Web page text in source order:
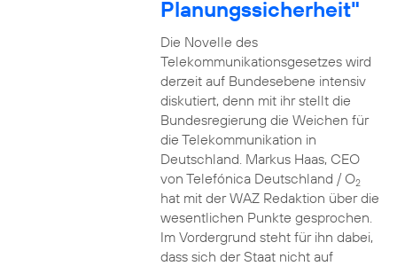
Planungssicherheit"
Die Novelle des
Telekommunikationsgesetzes wird
derzeit auf Bundesebene intensiv
diskutiert, denn mit ihr stellt die
Bundesregierung die Weichen für
die Telekommunikation in
Deutschland. Markus Haas, CEO
von Telefónica Deutschland / O2
hat mit der WAZ Redaktion über die
wesentlichen Punkte gesprochen.
Im Vordergrund steht für ihn dabei,
dass sich der Staat nicht auf